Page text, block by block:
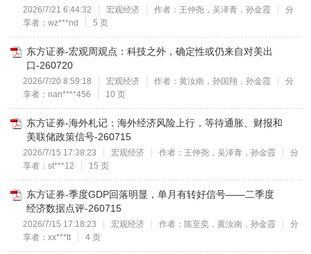
2026/7/21 6:44:32 宏观经济 作者：王仲尧，吴泽青，孙金霞
分
享者：wz***nd
5 页
东方证券-宏观周观点：科技之外，确定性或仍来自对美出
口-260720
2026/7/20 8:59:18 宏观经济 作者：黄汝南，孙国翔，孙金霞
分
享者：nan****456
10 页
东方证券-海外札记：海外经济风险上行，等待通胀、财报和
美联储政策信号-260715
2026/7/15 17:38:23 宏观经济 作者：王仲尧，吴泽青，孙金霞
分
享者：st***12
15 页
东方证券-季度GDP回落明显，单月有转好信号——二季度
经济数据点评-260715
2026/7/15 17:18:23 宏观经济 作者：陈至奕，黄汝南，孙金霞
分
享者：xx***tt
4 页